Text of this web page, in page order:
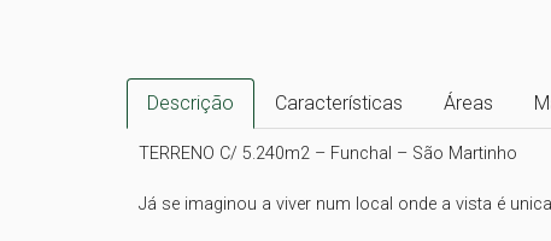
Descrição Características Áreas
TERRENO C/ 5.240m2 – Funchal – São Martinho
Já se imaginou a viver num local onde a vista é